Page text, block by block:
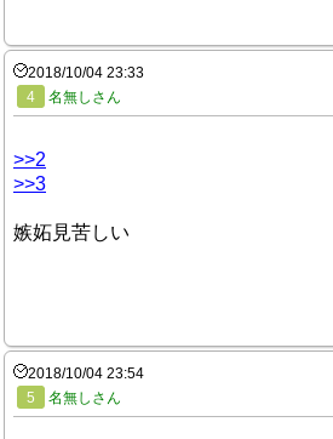
2018/10/04 23:33
4
名無しさん
>>2
>>3
嫉妬見苦しい
2018/10/04 23:54
5
名無しさん